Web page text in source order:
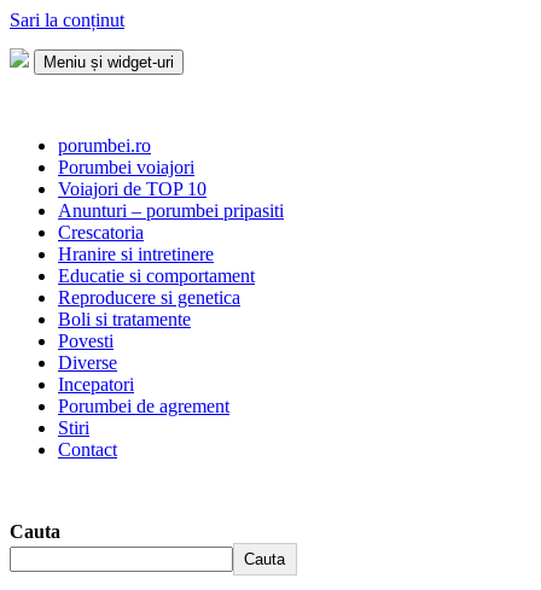
Sari la conținut
Meniu și widget-uri
porumbei.ro
Porumbei voiajori
Voiajori de TOP 10
Anunturi – porumbei pripasiti
Crescatoria
Hranire si intretinere
Educatie si comportament
Reproducere si genetica
Boli si tratamente
Povesti
Diverse
Incepatori
Porumbei de agrement
Stiri
Contact
Cauta
Cauta